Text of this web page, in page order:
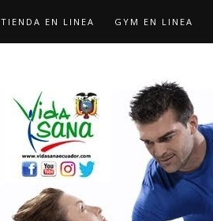
TIENDA EN LINEA GYM EN LINEA